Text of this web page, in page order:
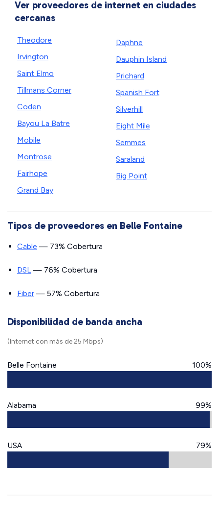
Ver proveedores de internet en ciudades
cercanas
Theodore
Irvington
Saint Elmo
Tillmans Corner
Coden
Bayou La Batre
Mobile
Montrose
Fairhope
Grand Bay
Daphne
Dauphin Island
Prichard
Spanish Fort
Silverhill
Eight Mile
Semmes
Saraland
Big Point
Tipos de proveedores en Belle Fontaine
Cable — 73% Cobertura
DSL — 76% Cobertura
Fiber — 57% Cobertura
Disponibilidad de banda ancha
(Internet con más de 25 Mbps)
Belle Fontaine 100%
Alabama 99%
USA 79%